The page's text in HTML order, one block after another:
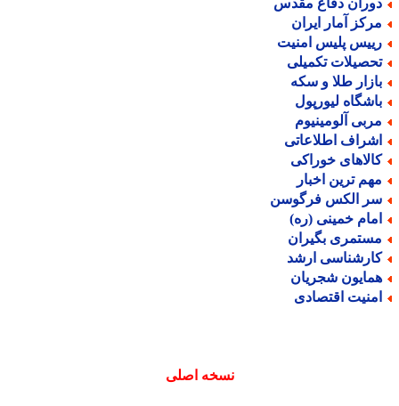
دفاع مقدس
آمار ایران
پلیس امنیت
تکمیلی
طلا و سکه
لیورپول
آلومینیوم
اطلاعاتی
خوراکی
ترین اخبار
الکس فرگوسن
خمینی (ره)
بگیران
ارشد
شجریان
اقتصادی
نسخه اصلی